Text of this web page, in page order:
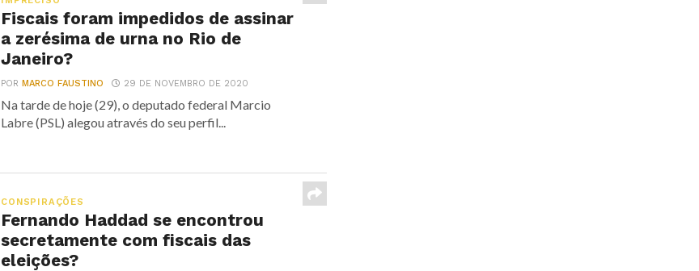
Fiscais foram impedidos de assinar
a zerésima de urna no Rio de
Janeiro?
PORMARCO FAUSTINO 29 DE NOVEMBRO DE 2020
Na tarde de hoje (29), o deputado federal Marcio
Labre (PSL) alegou através do seu perfil...
CONSPIRAÇÕES
Fernando Haddad se encontrou
secretamente com fiscais das
eleições?